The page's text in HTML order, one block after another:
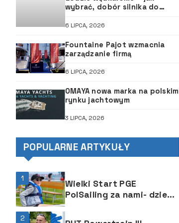
wybrać, dobór silnika do
6 LIPCA, 2026
Fountaine Pajot wzmacnia
zarządzanie firmą
6 LIPCA, 2026
OMAYA nowa marka na polskim
rynku jachtowym
3 LIPCA, 2026
POPULARNE ARTYKUŁY
1
Wielki Start PGE
PolSailing za nami- dzień
pełen atrakcji i
2